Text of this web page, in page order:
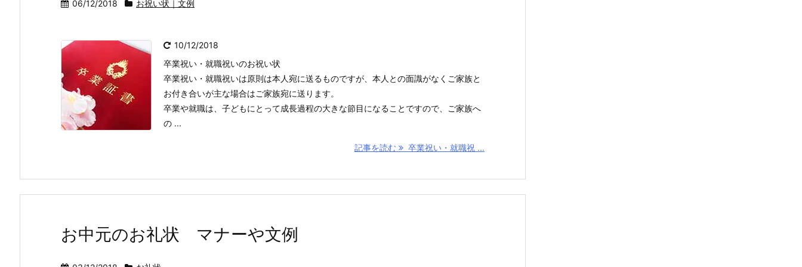
06/12/2018 お祝い状｜文例
10/12/2018
卒業祝い・就職祝いのお祝い状
卒業祝い・就職祝いは原則は本人宛に送るものですが、本人との面識がなくご家族と
お付き合いが主な場合はご家族宛に送ります。
卒業や就職は、子どもにとって成長過程の大きな節目になることですので、ご家族へ
の ...
記事を読む 卒業祝い・就職祝 ...
お中元のお礼状 マナーや文例